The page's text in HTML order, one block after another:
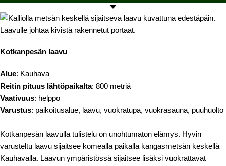
Kotkanpesän laavu
Alue: Kauhava
Reitin pituus lähtöpaikalta: 800 metriä
Vaativuus: helppo
Varustus: paikoitusalue, laavu, vuokratupa, vuokrasauna, puuhuolto
Kotkanpesän laavulla tulistelu on unohtumaton elämys. Hyvin
varusteltu laavu sijaitsee komealla paikalla kangasmetsän keskellä
Kauhavalla. Laavun ympäristössä sijaitsee lisäksi vuokrattavat